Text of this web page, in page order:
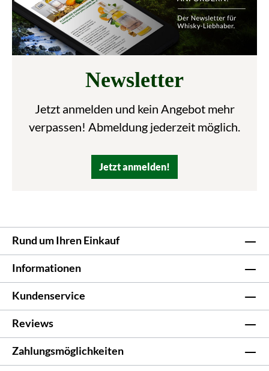
Newsletter
Jetzt anmelden und kein Angebot mehr
verpassen! Abmeldung jederzeit möglich.
Jetzt anmelden!
Rund um Ihren Einkauf
Informationen
Kundenservice
Reviews
Zahlungsmöglichkeiten